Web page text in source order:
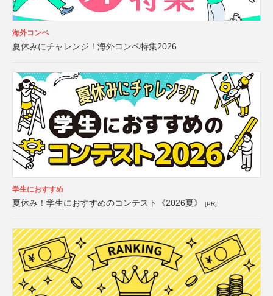
海外コンペ
夏休みにチャレンジ！海外コンペ特集2026
学生におすすめ
夏休み！学生におすすめのコンテスト《2026夏》 [PR]